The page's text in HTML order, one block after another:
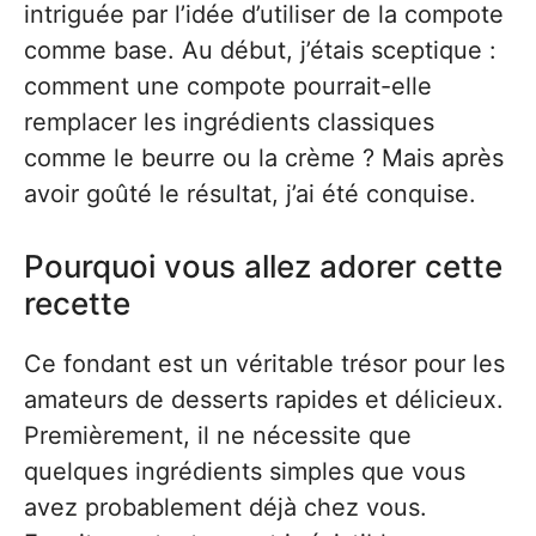
intriguée par l’idée d’utiliser de la compote
comme base. Au début, j’étais sceptique :
comment une compote pourrait-elle
remplacer les ingrédients classiques
comme le beurre ou la crème ? Mais après
avoir goûté le résultat, j’ai été conquise.
Pourquoi vous allez adorer cette
recette
Ce fondant est un véritable trésor pour les
amateurs de desserts rapides et délicieux.
Premièrement, il ne nécessite que
quelques ingrédients simples que vous
avez probablement déjà chez vous.